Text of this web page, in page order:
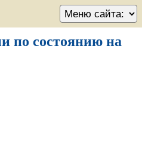
по состоянию на